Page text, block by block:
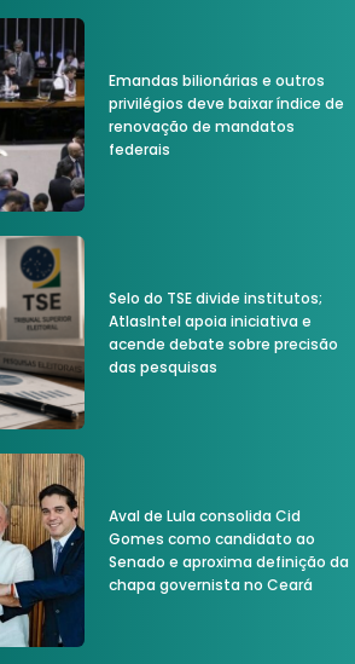
Emandas bilionárias e outros
privilégios deve baixar índice de
renovação de mandatos
federais
Selo do TSE divide institutos;
AtlasIntel apoia iniciativa e
acende debate sobre precisão
das pesquisas
Aval de Lula consolida Cid
Gomes como candidato ao
Senado e aproxima definição da
chapa governista no Ceará